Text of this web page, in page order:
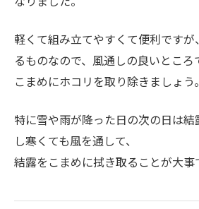
軽くて組み立てやすくて便利です
るものなので、風通しの良いところ
こまめにホコリを取り除きましょう。
特に雪や雨が降った日の次の日は
し寒くても風を通して、
結露をこまめに拭き取ることが大事